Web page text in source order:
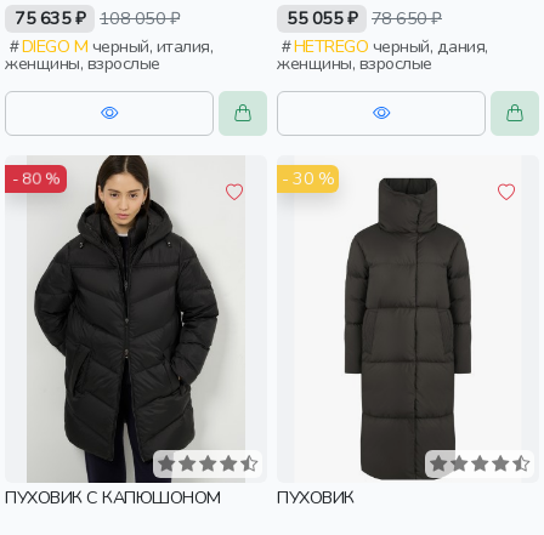
75 635 ₽ 108 050 ₽
DIEGO M
женщины, взрослые
55 055 ₽ 78 650 ₽
HETREGO
женщины, взрослые
- 80 %
ПУХОВИК С КАПЮШОНОМ
- 30 %
ПУХОВИК